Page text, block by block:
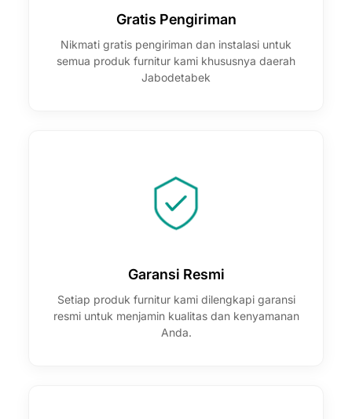
Gratis Pengiriman
Nikmati gratis pengiriman dan instalasi untuk
semua produk furnitur kami khususnya daerah
Jabodetabek
Garansi Resmi
Setiap produk furnitur kami dilengkapi garansi
resmi untuk menjamin kualitas dan kenyamanan
Anda.